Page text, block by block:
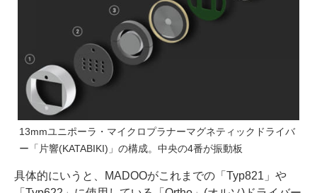
13mmユニポーラ・マイクロプラナーマグネティックドライバ
ー「片響(KATABIKI)」の構成。中央の4番が振動板
具体的にいうと、MADOOがこれまでの「Typ821」や